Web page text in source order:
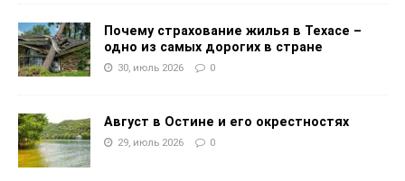
Почему страхование жилья в Техасе –
одно из самых дорогих в стране
30, июль 2026 0
Август в Остине и его окрестностях
29, июль 2026 0